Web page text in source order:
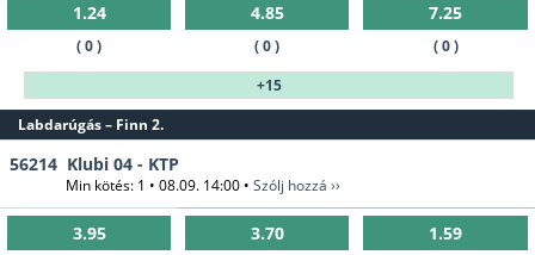
1.24
( 0 )
4.85
( 0 )
7.25
( 0 )
+15
Labdarúgás – Finn 2.
56214 Klubi 04 - KTP
Min kötés: 1 • 08.09. 14:00 • Szólj hozzá ››
3.95 3.70 1.59